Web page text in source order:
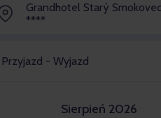
Grandhotel Starý Smokovec
****
Przyjazd - Wyjazd
Sierpień 2026
Osoba dorosła 2x